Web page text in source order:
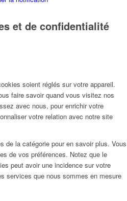
et de confidentialité
soient réglés sur votre appareil.
faire savoir quand vous visitez nos
avec nous, pour enrichir votre
votre relation avec notre site
de la catégorie pour en savoir plus. Vous
de vos préférences. Notez que le
peut avoir une incidence sur votre
services que nous sommes en mesure